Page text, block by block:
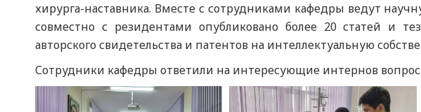
хирурга-наставника. Вместе с сотрудниками кафедры ведут
совместно с резидентами опубликовано более 20 статей и
авторского свидетельства и патентов на интеллектуальную
Сотрудники кафедры ответили на интересующие интернов